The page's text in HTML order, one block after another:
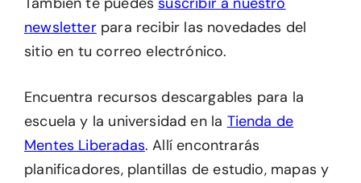
newsletterpara recibir las novedades del
sitio en tu correo electrónico.
Encuentra recursos descargables para la
escuela y la universidad en la Tienda de
Mentes Liberadas. Allí encontrarás
planificadores, plantillas de estudio, mapas y